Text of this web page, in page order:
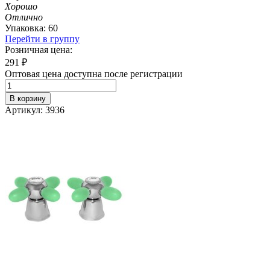
Хорошо
Отлично
Упаковка: 60
Перейти в группу
Розничная цена:
291 ₽
Оптовая цена доступна после регистрации
В корзину
Артикул: 3936